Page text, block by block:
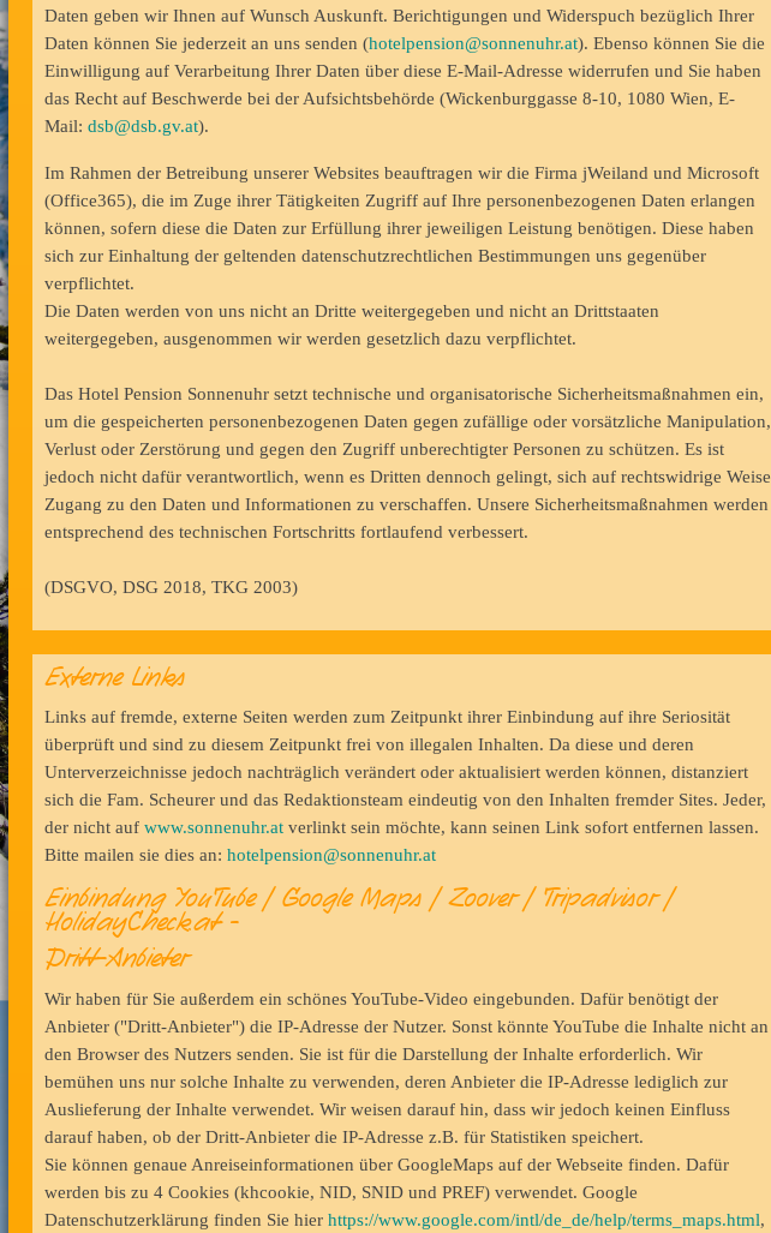
Daten geben wir Ihnen auf Wunsch Auskunft. Berichtigungen und Widerspuch bezüglich Ihrer
Daten können Sie jederzeit an uns senden (hotelpension@sonnenuhr.at). Ebenso können Sie die
Einwilligung auf Verarbeitung Ihrer Daten über diese E-Mail-Adresse widerrufen und Sie haben
das Recht auf Beschwerde bei der Aufsichtsbehörde (Wickenburggasse 8-10, 1080 Wien, E-
Mail: dsb@dsb.gv.at).
Im Rahmen der Betreibung unserer Websites beauftragen wir die Firma jWeiland und Microsoft
(Office365), die im Zuge ihrer Tätigkeiten Zugriff auf Ihre personenbezogenen Daten erlangen
können, sofern diese die Daten zur Erfüllung ihrer jeweiligen Leistung benötigen. Diese haben
sich zur Einhaltung der geltenden datenschutzrechtlichen Bestimmungen uns gegenüber
verpflichtet.
Die Daten werden von uns nicht an Dritte weitergegeben und nicht an Drittstaaten
weitergegeben, ausgenommen wir werden gesetzlich dazu verpflichtet.
Das Hotel Pension Sonnenuhr setzt technische und organisatorische Sicherheitsmaßnahmen ein,
um die gespeicherten personenbezogenen Daten gegen zufällige oder vorsätzliche Manipulation,
Verlust oder Zerstörung und gegen den Zugriff unberechtigter Personen zu schützen. Es ist
jedoch nicht dafür verantwortlich, wenn es Dritten dennoch gelingt, sich auf rechtswidrige Weise
Zugang zu den Daten und Informationen zu verschaffen. Unsere Sicherheitsmaßnahmen werden
entsprechend des technischen Fortschritts fortlaufend verbessert.
(DSGVO, DSG 2018, TKG 2003)
Externe Links
Links auf fremde, externe Seiten werden zum Zeitpunkt ihrer Einbindung auf ihre Seriosität
überprüft und sind zu diesem Zeitpunkt frei von illegalen Inhalten. Da diese und deren
Unterverzeichnisse jedoch nachträglich verändert oder aktualisiert werden können, distanziert
sich die Fam. Scheurer und das Redaktionsteam eindeutig von den Inhalten fremder Sites. Jeder,
der nicht auf www.sonnenuhr.at verlinkt sein möchte, kann seinen Link sofort entfernen lassen.
Bitte mailen sie dies an: hotelpension@sonnenuhr.at
Einbindung YouTube / Google Maps / Zoover / Tripadvisor /
HolidayCheck.at -
Dritt-Anbieter
Wir haben für Sie außerdem ein schönes YouTube-Video eingebunden. Dafür benötigt der
Anbieter ("Dritt-Anbieter") die IP-Adresse der Nutzer. Sonst könnte YouTube die Inhalte nicht an
den Browser des Nutzers senden. Sie ist für die Darstellung der Inhalte erforderlich. Wir
bemühen uns nur solche Inhalte zu verwenden, deren Anbieter die IP-Adresse lediglich zur
Auslieferung der Inhalte verwendet. Wir weisen darauf hin, dass wir jedoch keinen Einfluss
darauf haben, ob der Dritt-Anbieter die IP-Adresse z.B. für Statistiken speichert.
Sie können genaue Anreiseinformationen über GoogleMaps auf der Webseite finden. Dafür
werden bis zu 4 Cookies (khcookie, NID, SNID und PREF) verwendet. Google
Datenschutzerklärung finden Sie hier https://www.google.com/intl/de_de/help/terms_maps.html,